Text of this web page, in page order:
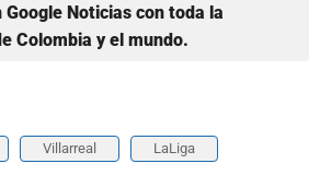
Noticias con toda la
Colombia y el mundo.
Villarreal LaLiga